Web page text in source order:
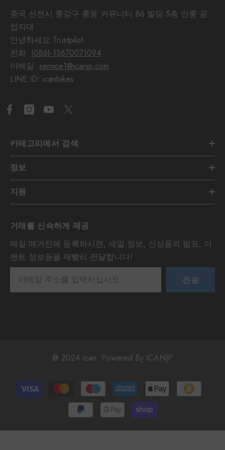
중국 선전시 룽강구 룽둥 커뮤니티 B6 빌딩 5층 인룽 공
업지대
안녕하세요 Trustpilot
전화: (086)-13670071094
이메일: service1@icanjp.com
LINE ID: icanbikes
카테고리에서 검색
정보
지원
거래를 신속하게 제공
메일 매거진에 등록하시면, 세일 정보, 신상품의 발표, 이
벤트 정보등을 재빨리 전달합니다!
전송
@ 2024 Ican. Powered By ICANJP
Payment
methods